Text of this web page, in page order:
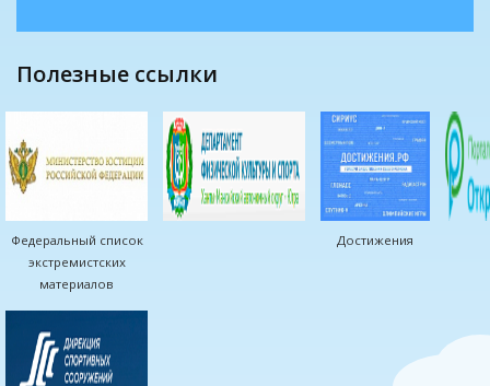
полезные ссылки
Федеральный список
экстремистских
материалов
Достижения